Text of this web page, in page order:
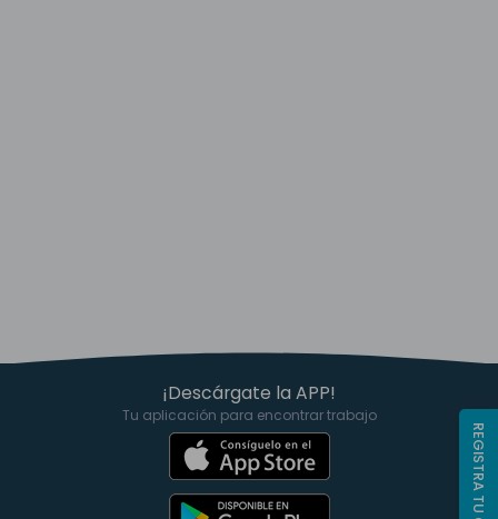
¡Descárgate la APP!
Tu aplicación para encontrar trabajo
REGISTRA TU CV